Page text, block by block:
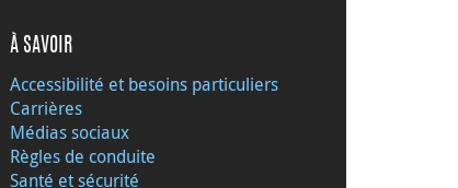
À SAVOIR
Accessibilité et besoins particuliers
Carrières
Médias sociaux
Règles de conduite
Santé et sécurité